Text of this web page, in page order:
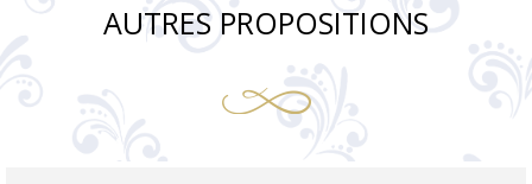
AUTRES PROPOSITIONS